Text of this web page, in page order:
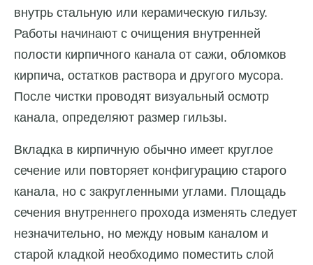
внутрь стальную или керамическую гильзу.
Работы начинают с очищения внутренней
полости кирпичного канала от сажи, обломков
кирпича, остатков раствора и другого мусора.
После чистки проводят визуальный осмотр
канала, определяют размер гильзы.
Вкладка в кирпичную обычно имеет круглое
сечение или повторяет конфигурацию старого
канала, но с закругленными углами. Площадь
сечения внутреннего прохода изменять следует
незначительно, но между новым каналом и
старой кладкой необходимо поместить слой